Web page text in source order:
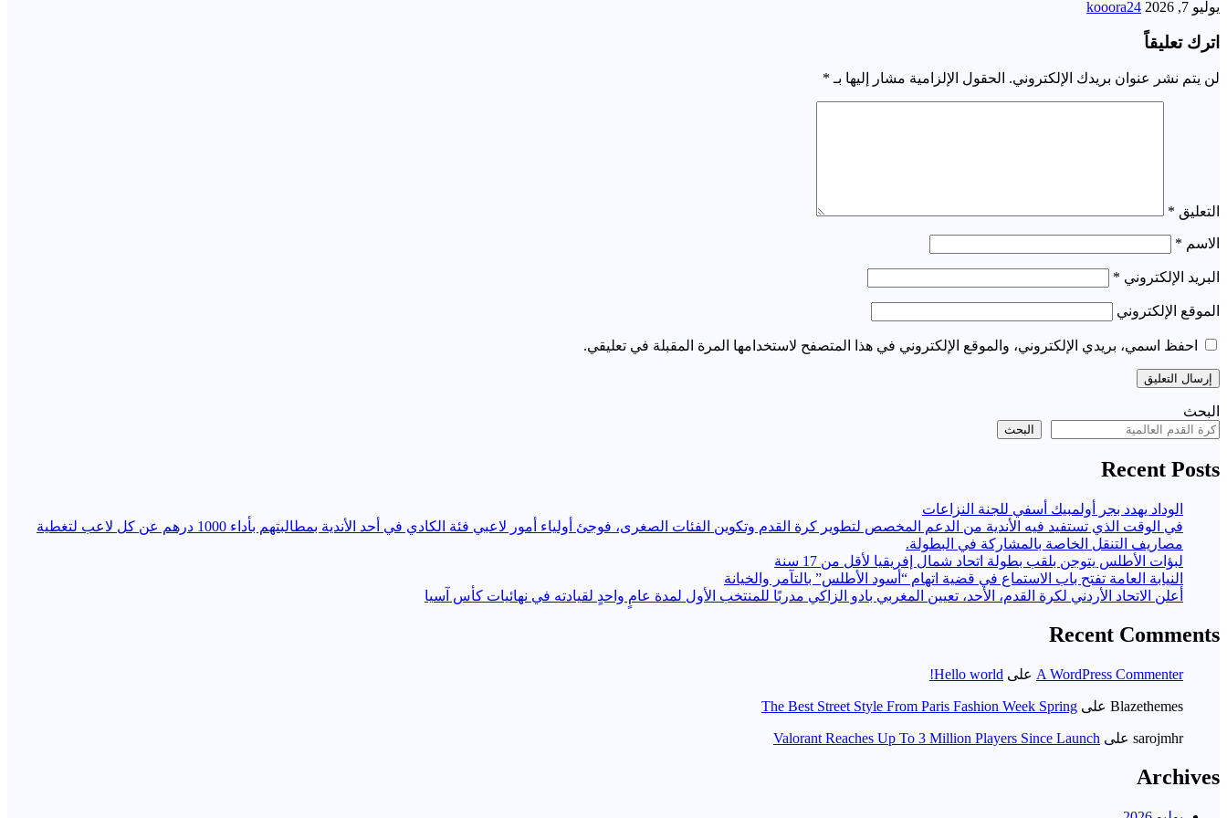
يوليو 7, 2026 kooora24
اترك تعليقاً
لن يتم نشر عنوان بريدك الإلكتروني. الحقول الإلزامية مشار إليها بـ *
التعليق *
الاسم *
البريد الإلكتروني *
الموقع الإلكتروني
احفظ اسمي، بريدي الإلكتروني، والموقع الإلكتروني في هذا المتصفح لاستخدامها المرة المقبلة في تعليقي.
البحث
البحث
Recent Posts
الوداد يهدد بجر أولمبيك أسفي للجنة النزاعات
في الوقت الذي تستفيد فيه الأندية من الدعم المخصص لتطوير كرة القدم وتكوين الفئات الصغرى، فوجئ أولياء أمور لاعبي فئة الكادي في أحد الأندية بمطالبتهم بأداء 1000 درهم عن كل لاعب لتغطية
مصاريف التنقل الخاصة بالمشاركة في البطولة.
لبؤات الأطلس يتوجن بلقب بطولة اتحاد شمال إفريقيا لأقل من 17 سنة
النيابة العامة تفتح باب الاستماع في قضية اتهام “أسود الأطلس” بالتآمر والخيانة
أعلن الاتحاد الأردني لكرة القدم، الأحد، تعيين المغربي بادو الزاكي مدربًا للمنتخب الأول لمدة عامٍ واحدٍ لقيادته ​في نهائيات كأس آسيا
Recent Comments
A WordPress Commenter على Hello world!
Blazethemes على The Best Street Style From Paris Fashion Week Spring
sarojmhr على Valorant Reaches Up To 3 Million Players Since Launch
Archives